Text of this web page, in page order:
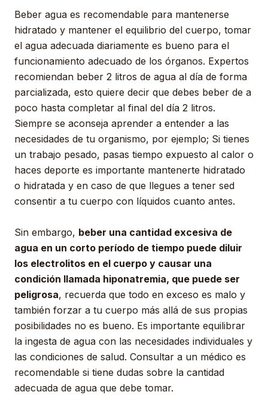
Beber agua es recomendable para mantenerse
hidratado y mantener el equilibrio del cuerpo, tomar
el agua adecuada diariamente es bueno para el
funcionamiento adecuado de los órganos. Expertos
recomiendan beber 2 litros de agua al día de forma
parcializada, esto quiere decir que debes beber de a
poco hasta completar al final del día 2 litros.
Siempre se aconseja aprender a entender a las
necesidades de tu organismo, por ejemplo; Si tienes
un trabajo pesado, pasas tiempo expuesto al calor o
haces deporte es importante mantenerte hidratado
o hidratada y en caso de que llegues a tener sed
consentir a tu cuerpo con líquidos cuanto antes.
Sin embargo, beber una cantidad excesiva de
agua en un corto período de tiempo puede diluir
los electrolitos en el cuerpo y causar una
condición llamada hiponatremia, que puede ser
peligrosa, recuerda que todo en exceso es malo y
también forzar a tu cuerpo más allá de sus propias
posibilidades no es bueno. Es importante equilibrar
la ingesta de agua con las necesidades individuales y
las condiciones de salud. Consultar a un médico es
recomendable si tiene dudas sobre la cantidad
adecuada de agua que debe tomar.